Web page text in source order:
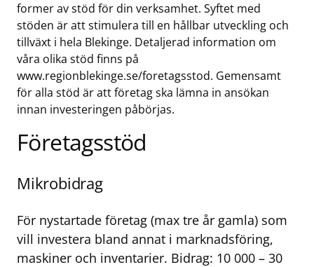
former av stöd för din verksamhet. Syftet med
stöden är att stimulera till en hållbar utveckling och
tillväxt i hela Blekinge. Detaljerad information om
våra olika stöd finns på
www.regionblekinge.se/foretagsstod. Gemensamt
för alla stöd är att företag ska lämna in ansökan
innan investeringen påbörjas.
Företagsstöd
Mikrobidrag
För nystartade företag (max tre år gamla) som
vill investera bland annat i marknadsföring,
maskiner och inventarier. Bidrag: 10 000 – 30